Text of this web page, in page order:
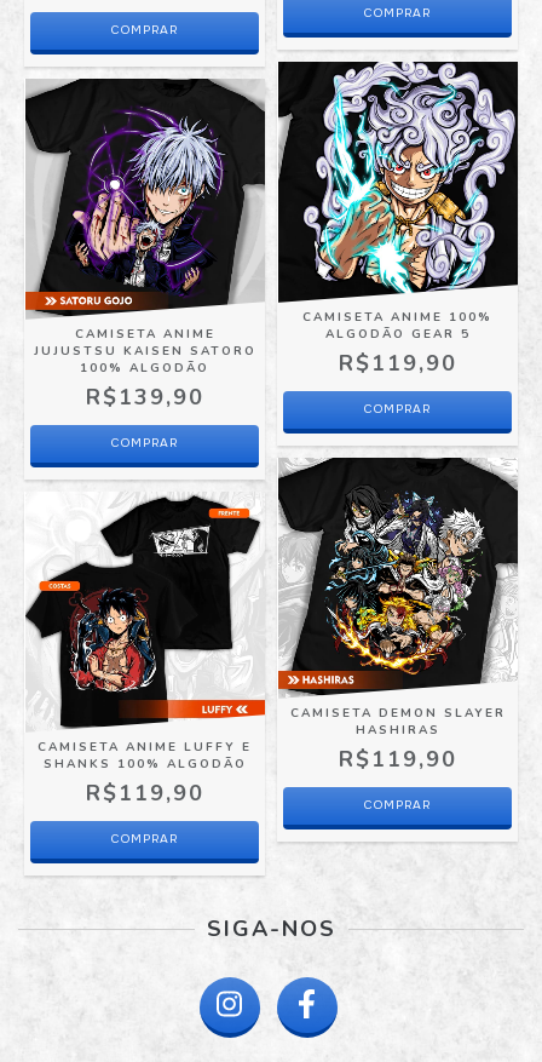
COMPRAR
COMPRAR
CAMISETA ANIME
JUJUSTSU KAISEN SATORO
100% ALGODÃO
R$139,90
COMPRAR
CAMISETA ANIME 100%
ALGODÃO GEAR 5
R$119,90
COMPRAR
CAMISETA ANIME LUFFY E
SHANKS 100% ALGODÃO
R$119,90
COMPRAR
CAMISETA DEMON SLAYER
HASHIRAS
R$119,90
COMPRAR
SIGA-NOS